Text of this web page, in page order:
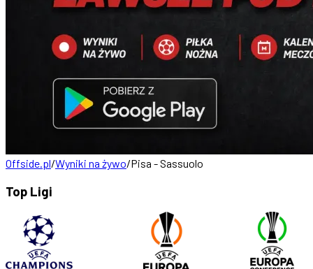
Offside.pl/Wyniki na żywo/Pisa - Sassuolo
Top Ligi